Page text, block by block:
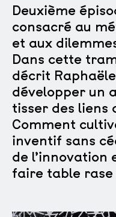
Deuxième
consacré au
et aux
Dans cette
décrit
développer un
tisser des liens
Comment
inventif sans
de l’innovation
faire table rase